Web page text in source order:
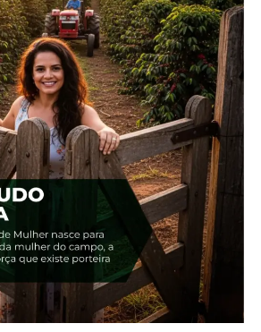
em parceria com
leite projeto “Beef on Dairy”
lavouras de trigo estão em